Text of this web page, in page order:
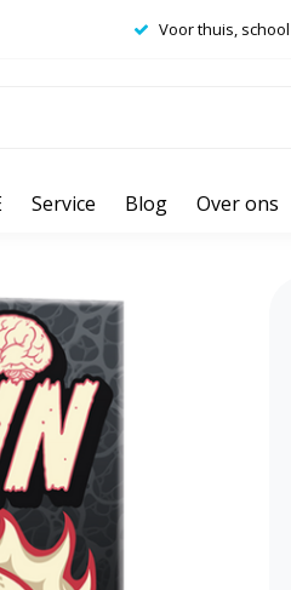
Voor thuis,
Service Blog Over ons